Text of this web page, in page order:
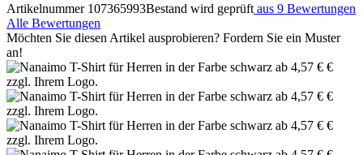
Artikelnummer 107365993Bestand wird geprüft aus 9 Bewertungen
Alle Bewertungen
Möchten Sie diesen Artikel ausprobieren? Fordern Sie ein Muster
an!